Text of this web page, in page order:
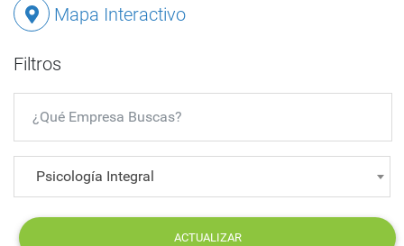
Mapa Interactivo
Filtros
Psicología Integral
ACTUALIZAR